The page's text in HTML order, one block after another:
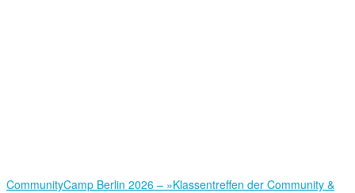
Community­Camp Berlin 2026 – »Klassentreffen der Community &